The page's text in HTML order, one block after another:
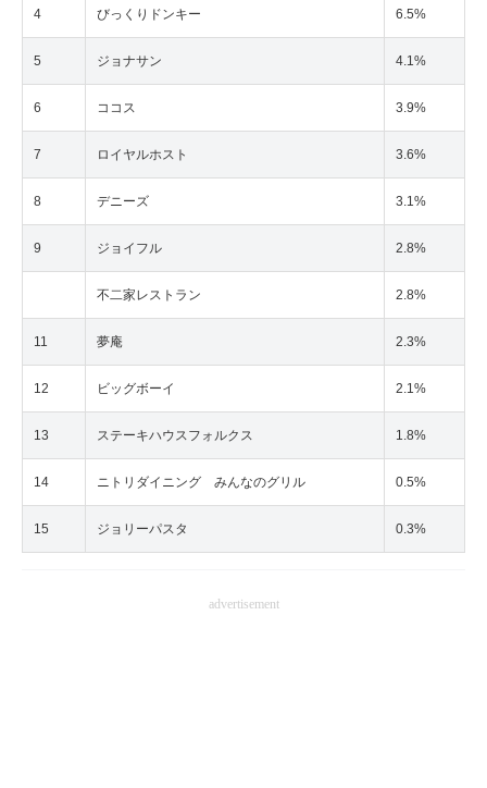
4 びっくりドンキー 6.5%
5 ジョナサン 4.1%
6 ココス 3.9%
7 ロイヤルホスト 3.6%
8 デニーズ 3.1%
9 ジョイフル 2.8%
不二家レストラン 2.8%
11 夢庵 2.3%
12 ビッグボーイ 2.1%
13 ステーキハウスフォルクス 1.8%
14 ニトリダイニング みんなのグリル 0.5%
15 ジョリーパスタ 0.3%
advertisement